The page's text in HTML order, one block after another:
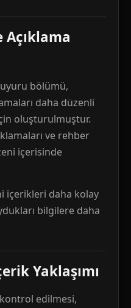
bölümü,
daha düzenli
oluşturulmuştur.
ve rehber
içerisinde
içerikleri daha kolay
bilgilere daha
Yaklaşımı
edilmesi,